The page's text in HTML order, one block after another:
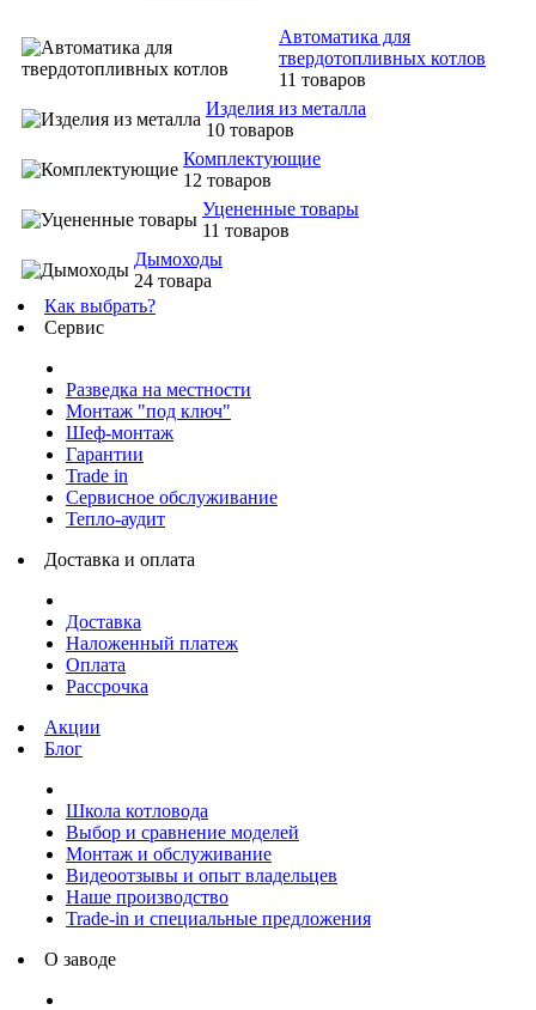
Автоматика для
твердотопливных котлов
11 товаров
Изделия из металла
10 товаров
Комплектующие
12 товаров
Уцененные товары
11 товаров
Дымоходы
24 товара
Как выбрать?
Сервис
Разведка на местности
Монтаж "под ключ"
Шеф-монтаж
Гарантии
Trade in
Сервисное обслуживание
Тепло-аудит
Доставка и оплата
Доставка
Наложенный платеж
Оплата
Рассрочка
Акции
Блог
Школа котловода
Выбор и сравнение моделей
Монтаж и обслуживание
Видеоотзывы и опыт владельцев
Наше производство
Trade-in и специальные предложения
О заводе